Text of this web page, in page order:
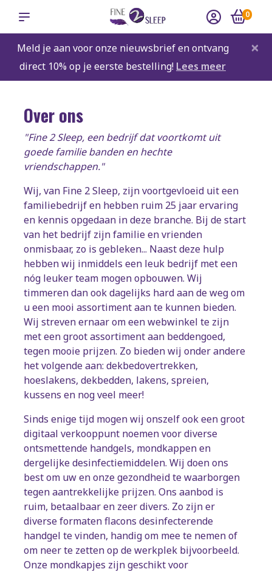
0
Meld je aan voor onze nieuwsbrief en ontvang
direct 10% op je eerste bestelling! Lees meer
×
Over ons
"Fine 2 Sleep, een bedrijf dat voortkomt uit
goede familie banden en hechte
vriendschappen."
Wij, van Fine 2 Sleep, zijn voortgevloeid uit een
familiebedrijf en hebben ruim 25 jaar ervaring
en kennis opgedaan in deze branche. Bij de start
van het bedrijf zijn familie en vrienden
onmisbaar, zo is gebleken... Naast deze hulp
hebben wij inmiddels een leuk bedrijf met een
nóg leuker team mogen opbouwen. Wij
timmeren dan ook dagelijks hard aan de weg om
u een mooi assortiment aan te kunnen bieden.
Wij streven ernaar om een webwinkel te zijn
met een groot assortiment aan beddengoed,
tegen mooie prijzen. Zo bieden wij onder andere
het volgende aan: dekbedovertrekken,
hoeslakens, dekbedden, lakens, spreien,
kussens en nog veel meer!
Sinds enige tijd mogen wij onszelf ook een groot
digitaal verkooppunt noemen voor diverse
ontsmettende handgels, mondkappen en
dergelijke desinfectiemiddelen. Wij doen ons
best om uw en onze gezondheid te waarborgen
tegen aantrekkelijke prijzen. Ons aanbod is
ruim, betaalbaar en zeer divers. Zo zijn er
diverse formaten flacons desinfecterende
handgel te vinden, handig om mee te nemen of
om neer te zetten op de werkplek bijvoorbeeld.
Onze mondkapjes zijn geschikt voor